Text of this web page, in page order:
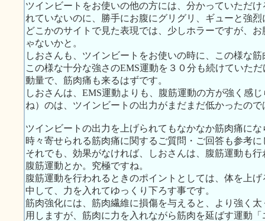
ツインビートをお使いの他の方には、分かっていただ
れていないのに、勝手にお腹にグリグリ、ギューと強
どこかのサイトで見た表現では、少しホラーですが、
ゃないかと。
しおさんも、ツインビートをお使いの時に、この様な
この様な十分な強さのEMS運動を３０分も続けていた
動量で、筋肉痛も来るはずです。
しおさんは、EMS運動よりも、腹筋運動の方が強く感
ね）のは、ツインビートの出力がまだまだ低かったの
ツインビートの出力を上げられてもなかなか筋肉痛に
時々寄せられる筋肉痛に関するご質問・ご回答も参考に
それでも、効果がなければ、しおさんは、腹筋運動も
腹筋運動とか。究極ですね。
腹筋運動を行われるときのポイントとしては、体を上
中して、力を入れてゆっくり下ろす事です。
筋肉強化には、筋肉繊維に損傷を与えると、より強く
用しますが、筋肉に力を入れながら筋肉を延ばす運動